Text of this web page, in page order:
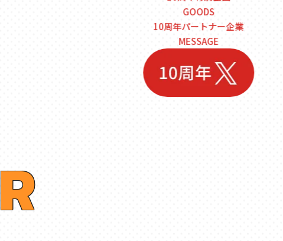
GOODS
10周年パートナー企業
MESSAGE
R